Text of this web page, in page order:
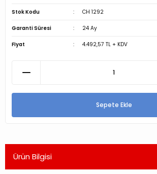
Stok Kodu CH 1292
Garanti Süresi 24 Ay
Fiyat 4.492,57 TL + KDV
Sepete Ekle
Ürün Bilgisi